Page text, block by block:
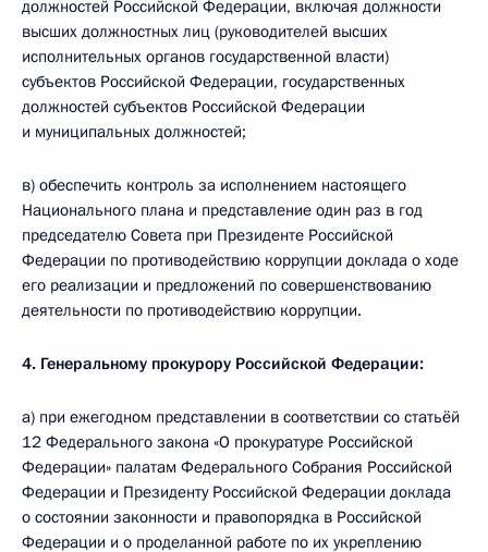
должностей Российской Федерации, включая должности
высших должностных лиц (руководителей высших
исполнительных органов государственной власти)
субъектов Российской Федерации, государственных
должностей субъектов Российской Федерации
и муниципальных должностей;
в) обеспечить контроль за исполнением настоящего
Национального плана и представление один раз в год
председателю Совета при Президенте Российской
Федерации по противодействию коррупции доклада о ходе
его реализации и предложений по совершенствованию
деятельности по противодействию коррупции.
4. Генеральному прокурору Российской Федерации:
а) при ежегодном представлении в соответствии со статьёй
12 Федерального закона «О прокуратуре Российской
Федерации» палатам Федерального Собрания Российской
Федерации и Президенту Российской Федерации доклада
о состоянии законности и правопорядка в Российской
Федерации и о проделанной работе по их укреплению